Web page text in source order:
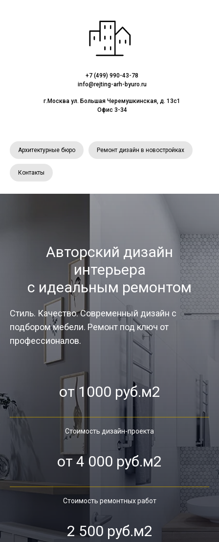
+7 (499) 990-43-78
info@rejting-arh-byuro.ru
г.Москва ул. Большая Черемушкинская, д. 13с1
Офис 3-34
Архитектурные бюро Ремонт дизайн в новостройках
Контакты
Авторский дизайн
интерьера
с идеальным ремонтом
Стиль. Качество. Современный дизайн с
подбором мебели. Ремонт под ключ от
профессионалов.
от 1000 руб.м2
Стоимость дизайн-проекта
от 4 000 руб.м2
Стоимость ремонтных работ
2 500 руб.м2